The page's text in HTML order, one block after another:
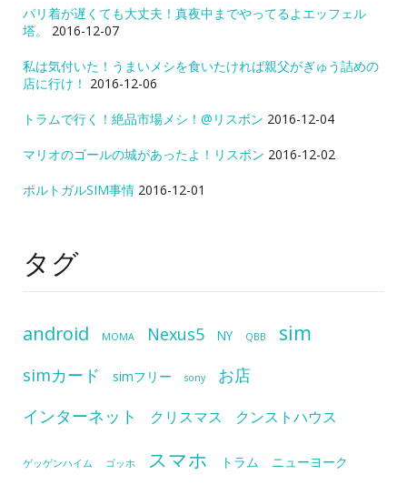
パリ着が遅くても大丈夫！真夜中までやってるよエッフェル
塔。
2016-12-07
私は気付いた！うまいメシを食いたければ親父がぎゅう詰めの
店に行け！ 2016-12-06
トラムで行く！絶品市場メシ！@リスボン 2016-12-04
マリオのゴールの城があったよ！リスボン 2016-12-02
ポルトガルSIM事情 2016-12-01
タグ
android MOMA Nexus5 NY QBB sim
simカード simフリー sony
お店
インターネット
クリスマス クンストハウス
ゲッゲンハイム ゴッホ スマホ トラム ニューヨーク